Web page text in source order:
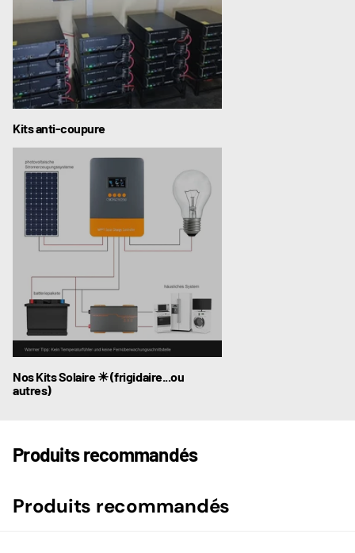
Kits anti-coupure
Nos Kits Solaire ☀ (frigidaire...ou
autres)
Produits recommandés
Produits recommandés